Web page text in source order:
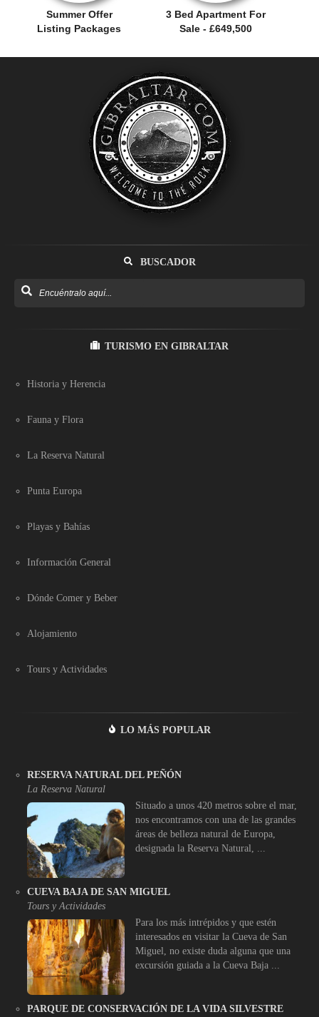
Summer Offer
Listing Packages
3 Bed Apartment For
Sale - £649,500
BUSCADOR
TURISMO EN GIBRALTAR
Historia y Herencia
Fauna y Flora
La Reserva Natural
Punta Europa
Playas y Bahías
Información General
Dónde Comer y Beber
Alojamiento
Tours y Actividades
LO MÁS POPULAR
RESERVA NATURAL DEL PEÑÓN
La Reserva Natural
Situado a unos 420 metros sobre el mar,
nos encontramos con una de las grandes
áreas de belleza natural de Europa,
designada la Reserva Natural, ...
CUEVA BAJA DE SAN MIGUEL
Tours y Actividades
Para los más intrépidos y que estén
interesados en visitar la Cueva de San
Miguel, no existe duda alguna que una
excursión guiada a la Cueva Baja ...
PARQUE DE CONSERVACIÓN DE LA VIDA SILVESTRE